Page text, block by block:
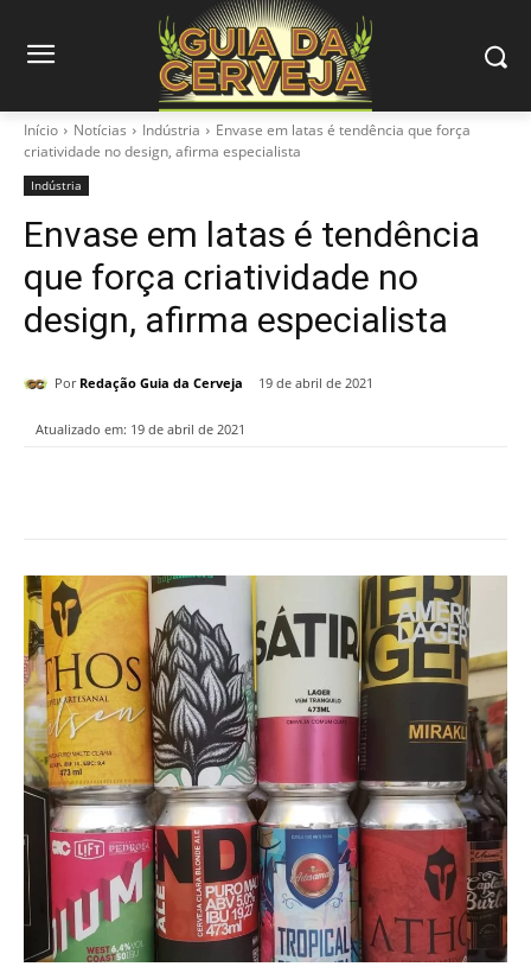
Início Notícias Indústria
Envase em latas é tendência que força
criatividade no design, afirma especialista
Indústria
Envase em latas é tendência
que força criatividade no
design, afirma especialista
Por Redação Guia da Cerveja 19 de abril de 2021
Atualizado em: 19 de abril de 2021